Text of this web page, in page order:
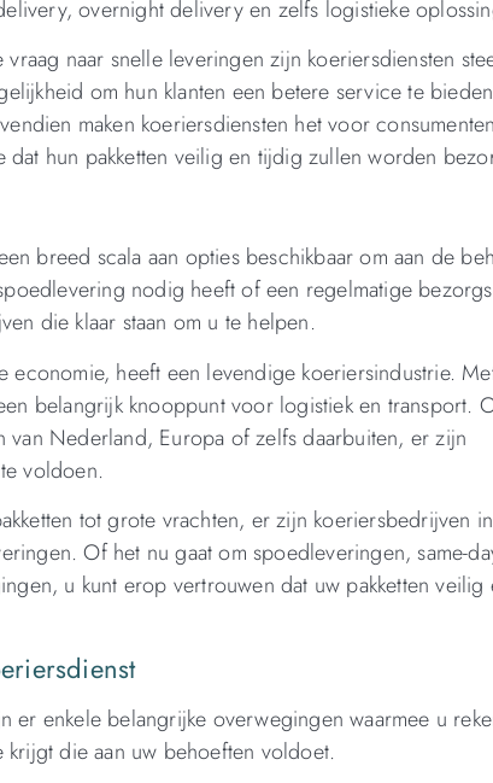
overnight delivery en zelfs logistieke
naar snelle leveringen zijn koeriersdiensten
om hun klanten een betere service te
maken koeriersdiensten het voor consumenten
hun pakketten veilig en tijdig zullen worden
breed scala aan opties beschikbaar om aan de
nodig heeft of een regelmatige
die klaar staan om u te helpen.
heeft een levendige koeriersindustrie.
belangrijk knooppunt voor logistiek en transport.
Nederland, Europa of zelfs daarbuiten, er zijn
voldoen.
tot grote vrachten, er zijn koeriersbedrijven
Of het nu gaat om spoedleveringen, same-
u kunt erop vertrouwen dat uw pakketten
er enkele belangrijke overwegingen waarmee u
die aan uw behoeften voldoet.